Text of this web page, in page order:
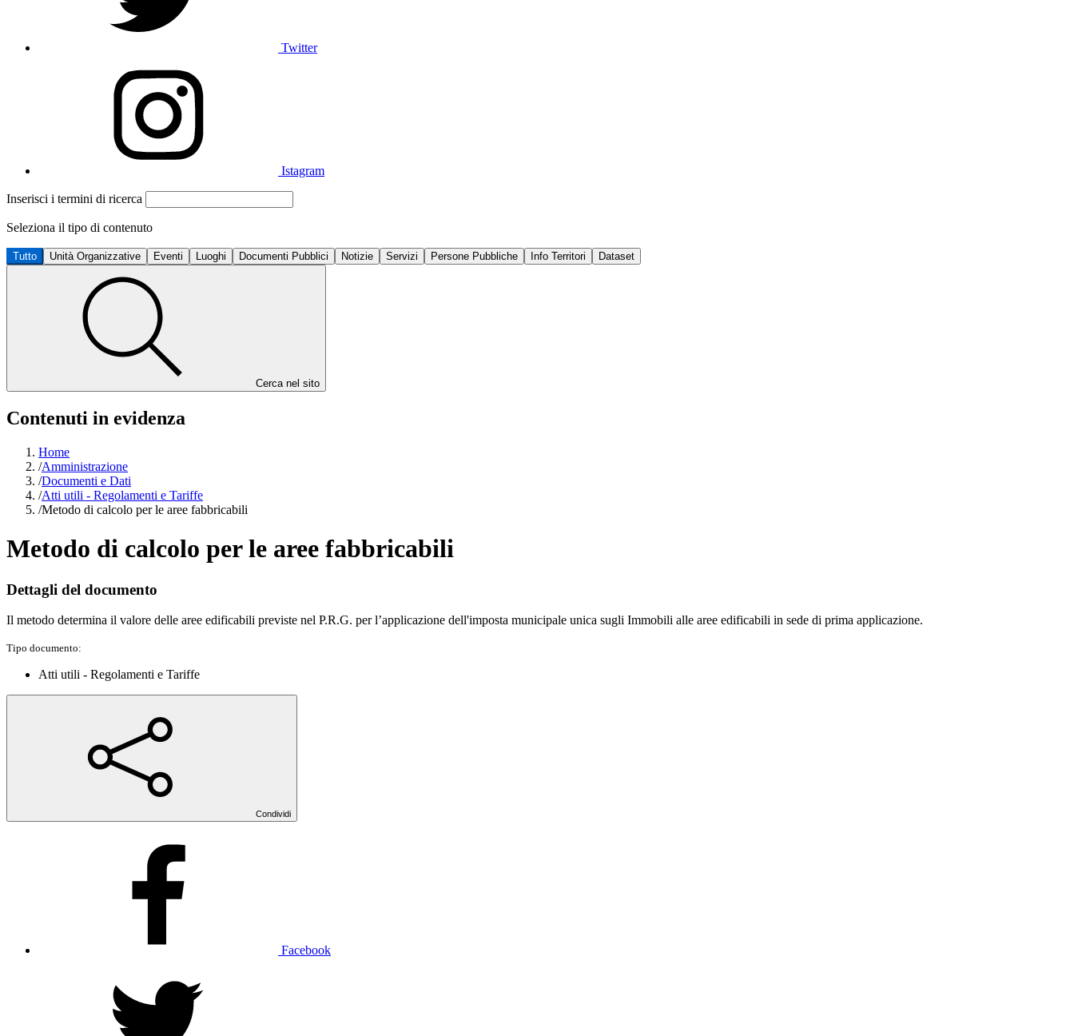
Twitter
Istagram
Inserisci i termini di ricerca
Seleziona il tipo di contenuto
Tutto Unità Organizzative Eventi Luoghi Documenti Pubblici Notizie Servizi Persone Pubbliche Info Territori Dataset
Cerca nel sito
Contenuti in evidenza
Home
/Amministrazione
/Documenti e Dati
/Atti utili - Regolamenti e Tariffe
/Metodo di calcolo per le aree fabbricabili
Metodo di calcolo per le aree fabbricabili
Dettagli del documento
Il metodo determina il valore delle aree edificabili previste nel P.R.G. per l’applicazione dell'imposta municipale unica sugli Immobili alle aree edificabili in sede di prima applicazione.
Tipo documento:
Atti utili - Regolamenti e Tariffe
Condividi
Facebook